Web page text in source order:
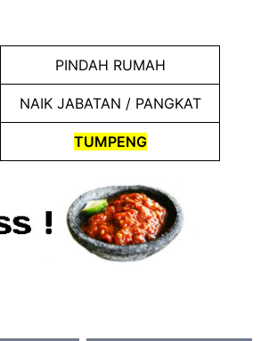
PINDAH RUMAH
NAIK JABATAN / PANGKAT
TUMPENG